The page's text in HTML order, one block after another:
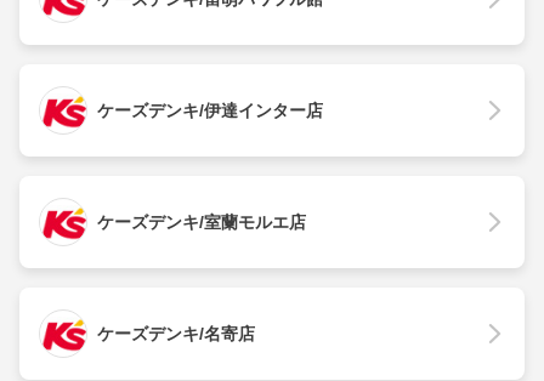
ケーズデンキ/伊達インター店
ケーズデンキ/室蘭モルエ店
ケーズデンキ/名寄店